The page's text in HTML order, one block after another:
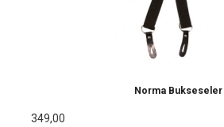
Norma Bukseseler
349,00